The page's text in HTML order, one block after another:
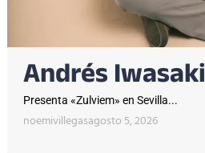
Andrés Iwasaki
Presenta «Zulviem» en Sevilla...
noemivillegasagosto 5, 2026